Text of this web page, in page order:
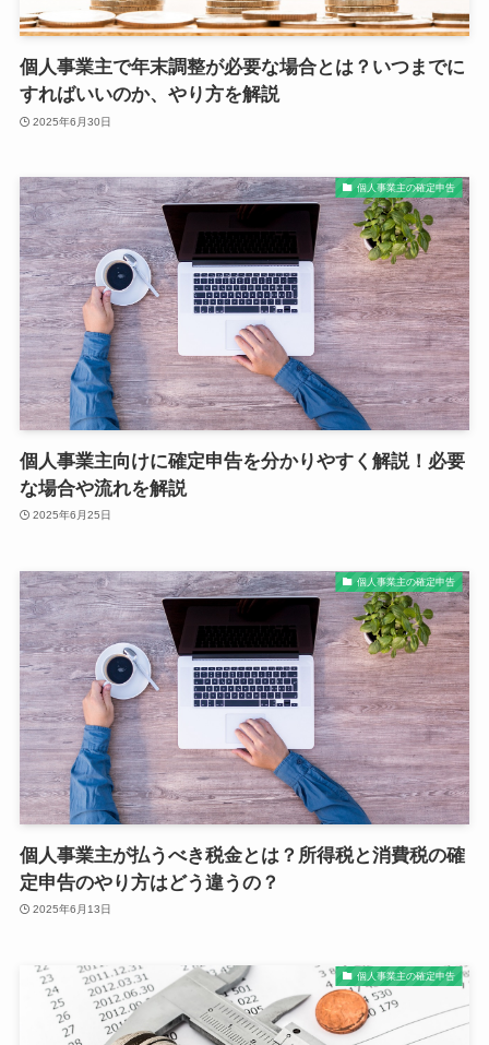
個人事業主で年末調整が必要な場合とは？いつまでに
すればいいのか、やり方を解説
2025年6月30日
個人事業主の確定申告
個人事業主向けに確定申告を分かりやすく解説！必要
な場合や流れを解説
2025年6月25日
個人事業主の確定申告
個人事業主が払うべき税金とは？所得税と消費税の確
定申告のやり方はどう違うの？
2025年6月13日
個人事業主の確定申告